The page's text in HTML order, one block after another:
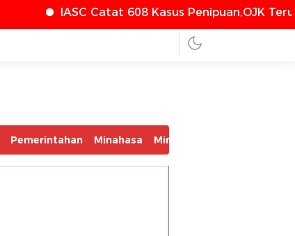
608 Kasus Penipuan,OJK Terus Perkuat
Pemerintahan Minahasa Minsel